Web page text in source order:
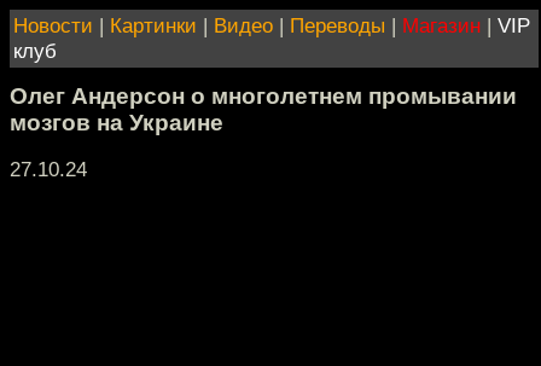
Новости | Картинки | Видео | Переводы | Магазин | VIP
клуб
Олег Андерсон о многолетнем промывании
мозгов на Украине
27.10.24